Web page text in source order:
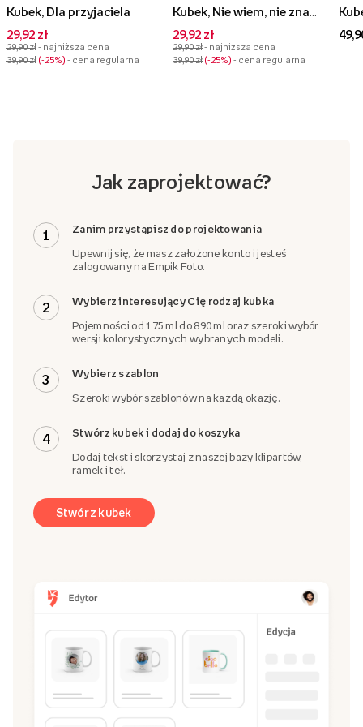
Kubek, Dla przyjaciela
29,92 zł
29,90 zł- najniższa cena
39,90 zł -25% - cena regularna
29,92 zł
29,90 zł- najniższa cena
39,90 zł -25% - cena regularna
Jak zaprojektować?
1 Zanim przystąpisz do projektowania
Upewnij się, że masz założone konto i jesteś
zalogowany na Empik Foto.
2 Wybierz interesujący Cię rodzaj kubka
Pojemności od 175 ml do 890 ml oraz szeroki wybór
wersji kolorystycznych wybranych modeli.
3 Wybierz szablon
Szeroki wybór szablonów na każdą okazję.
4 Stwórz kubek i dodaj do koszyka
Dodaj tekst i skorzystaj z naszej bazy klipartów,
ramek i teł.
Stwórz kubek